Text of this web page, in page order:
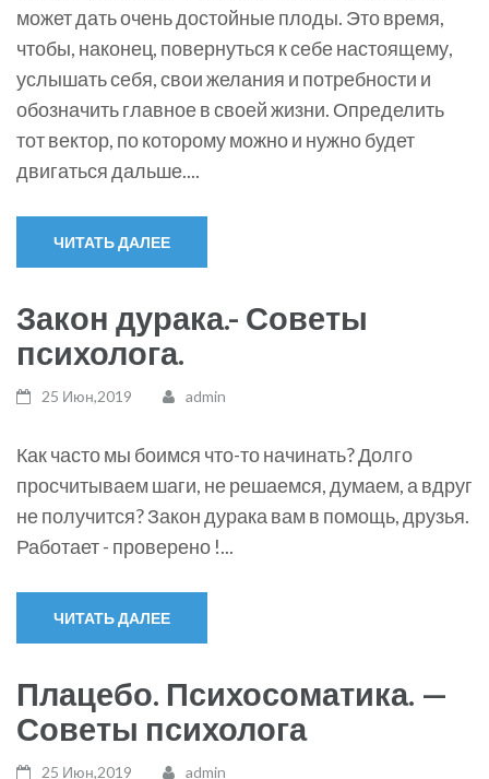
может дать очень достойные плоды. Это время,
чтобы, наконец, повернуться к себе настоящему,
услышать себя, свои желания и потребности и
обозначить главное в своей жизни. Определить
тот вектор, по которому можно и нужно будет
двигаться дальше....
ЧИТАТЬ ДАЛЕЕ
Закон дурака.- Советы
психолога.
25 Июн,2019 admin
Как часто мы боимся что-то начинать? Долго
просчитываем шаги, не решаемся, думаем, а вдруг
не получится? Закон дурака вам в помощь, друзья.
Работает - проверено !...
ЧИТАТЬ ДАЛЕЕ
Плацебо. Психосоматика. —
Советы психолога
25 Июн,2019 admin